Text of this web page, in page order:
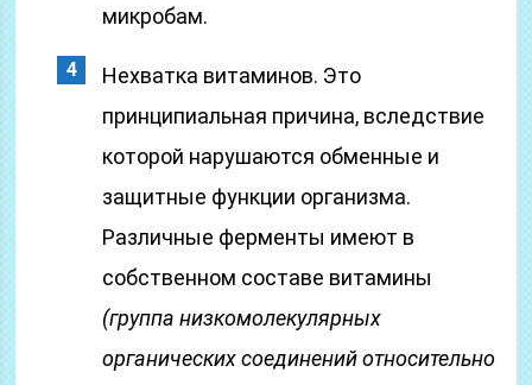
микробам.
Нехватка витаминов. Это
принципиальная причина, вследствие
которой нарушаются обменные и
защитные функции организма.
Различные ферменты имеют в
собственном составе витамины
(группа низкомолекулярных
органических соединений относительно